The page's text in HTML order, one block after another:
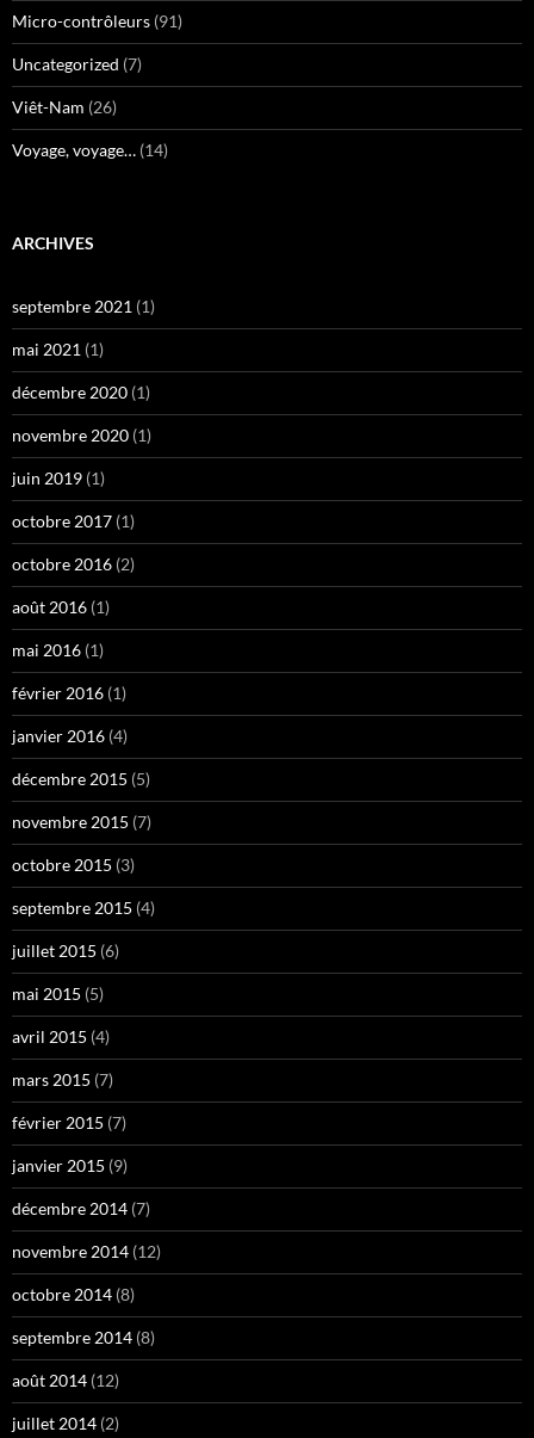
Micro-contrôleurs (91)
Uncategorized (7)
Viêt-Nam (26)
Voyage, voyage… (14)
ARCHIVES
septembre 2021 (1)
mai 2021 (1)
décembre 2020 (1)
novembre 2020 (1)
juin 2019 (1)
octobre 2017 (1)
octobre 2016 (2)
août 2016 (1)
mai 2016 (1)
février 2016 (1)
janvier 2016 (4)
décembre 2015 (5)
novembre 2015 (7)
octobre 2015 (3)
septembre 2015 (4)
juillet 2015 (6)
mai 2015 (5)
avril 2015 (4)
mars 2015 (7)
février 2015 (7)
janvier 2015 (9)
décembre 2014 (7)
novembre 2014 (12)
octobre 2014 (8)
septembre 2014 (8)
août 2014 (12)
juillet 2014 (2)